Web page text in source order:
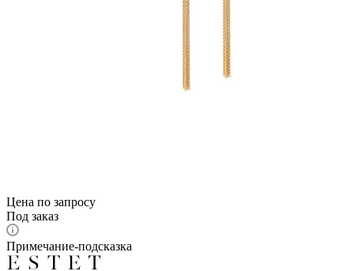
Цена по запросу
Под заказ
Примечание-подсказка